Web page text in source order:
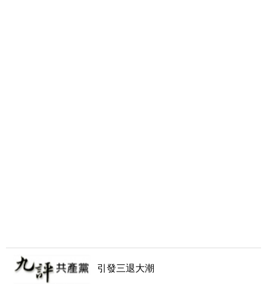
引發三退大潮